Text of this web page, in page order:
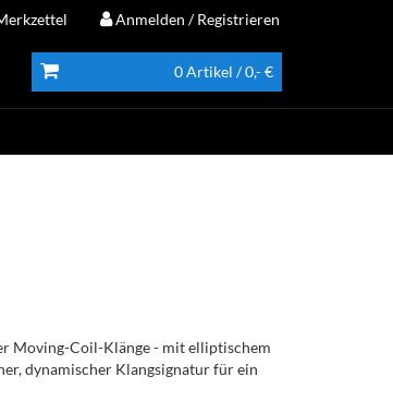
Anmelden / Registrieren
0 Artikel / 0,- €
Moving-Coil-Klänge - mit elliptischem
dynamischer Klangsignatur für ein